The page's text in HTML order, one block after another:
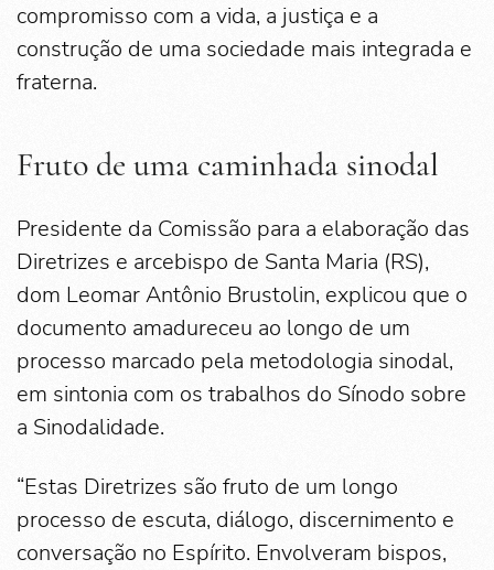
compromisso com a vida, a justiça e a
construção de uma sociedade mais integrada e
fraterna.
Fruto de uma caminhada sinodal
Presidente da Comissão para a elaboração das
Diretrizes e arcebispo de Santa Maria (RS),
dom Leomar Antônio Brustolin, explicou que o
documento amadureceu ao longo de um
processo marcado pela metodologia sinodal,
em sintonia com os trabalhos do Sínodo sobre
a Sinodalidade.
“Estas Diretrizes são fruto de um longo
processo de escuta, diálogo, discernimento e
conversação no Espírito. Envolveram bispos,